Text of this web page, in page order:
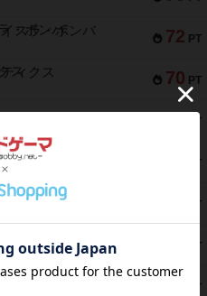
72 PT
スラ・ボンバ
70 PT
ィクス
PT
PT
PT
まだ生きている～
PT
PT
拡張）